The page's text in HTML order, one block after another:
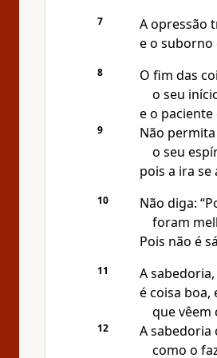
7
A opressão
e o suborno
8
O fim das
o seu
e o
9
Não
o seu
pois a ira
10
Não diga:
foram
Pois não é
11
A
é coisa boa,
que vêem
12
A sabedoria
como o